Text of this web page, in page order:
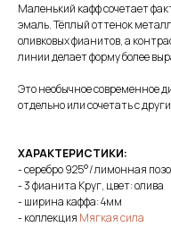
Маленький кафф сочетает
эмаль. Тёплый оттенок
оливковых фианитов, а
линии делает форму более
Это необычное современное
отдельно или сочетать с
ХАРАКТЕРИСТИКИ:
- серебро 925°/ лимонная
- 3 фианита Круг, цвет: олива
- ширина каффа: 4мм
- коллекция Мягкая сила